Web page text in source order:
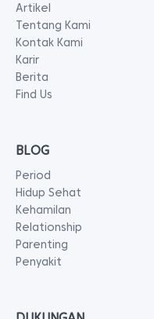
Artikel
Tentang Kami
Kontak Kami
Karir
Berita
Find Us
BLOG
Period
Hidup Sehat
Kehamilan
Relationship
Parenting
Penyakit